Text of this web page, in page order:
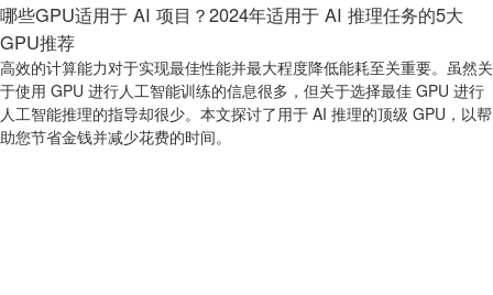
哪些GPU适用于 AI 项目？2024年适用于 AI 推理任务的5大
GPU推荐
高效的计算能力对于实现最佳性能并最大程度降低能耗至关重要。虽然关
于使用 GPU 进行人工智能训练的信息很多，但关于选择最佳 GPU 进行
人工智能推理的指导却很少。本文探讨了用于 AI 推理的顶级 GPU，以帮
助您节省金钱并减少花费的时间。